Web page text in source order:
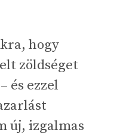
hogy
zöldséget
és ezzel
új, izgalmas